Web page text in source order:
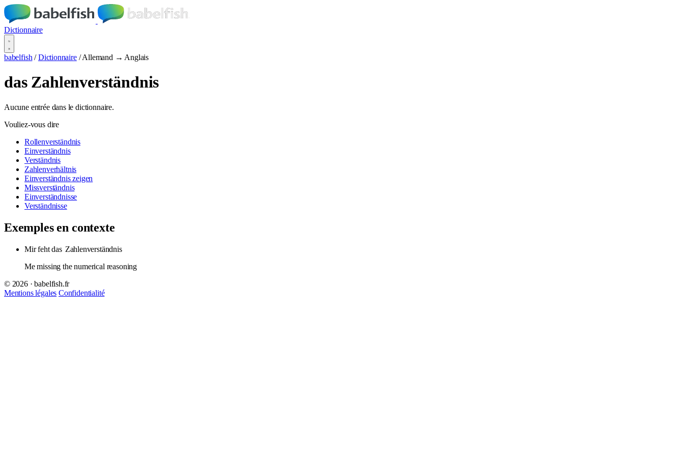
Dictionnaire
babelfish / Dictionnaire / Allemand → Anglais
das Zahlenverständnis
Aucune entrée dans le dictionnaire.
Vouliez-vous dire
Rollenverständnis
Einverständnis
Verständnis
Zahlenverhältnis
Einverständnis zeigen
Missverständnis
Einverständnisse
Verständnisse
Exemples en contexte
Mir feht das Zahlenverständnis
Me missing the numerical reasoning
© 2026 · babelfish.fr
Mentions légales Confidentialité